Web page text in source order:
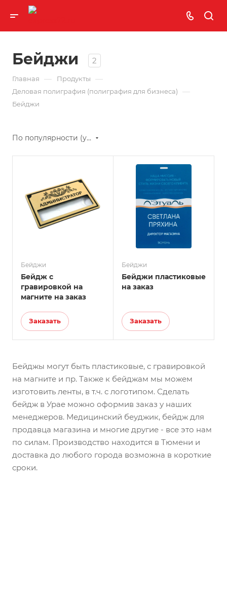
Бейджи 2
Главная — Продукты —
Деловая полиграфия (полиграфия для бизнеса) —
Бейджи
По популярности (убывание)
Бейджи
Бейдж с
гравировкой на
магните на заказ
Заказать
Бейджи
Бейджи пластиковые
на заказ
Заказать
Бейджы могут быть пластиковые, с гравировкой
на магните и пр. Также к бейджам мы можем
изготовить ленты, в т.ч. с логотипом. Сделать
бейдж в Урае можно оформив заказ у наших
менеджеров. Медицинский беуджик, бейдж для
продавца магазина и многие другие - все это нам
по силам. Производство находится в Тюмени и
доставка до любого города возможна в короткие
сроки.